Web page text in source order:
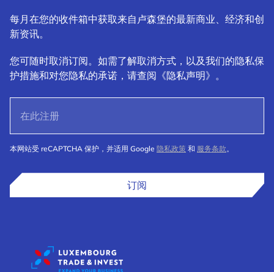
每月在您的收件箱中获取来自卢森堡的最新商业、经济和创
新资讯。
您可随时取消订阅。如需了解取消方式，以及我们的隐私保
护措施和对您隐私的承诺，请查阅《隐私声明》。
本网站受 reCAPTCHA 保护，并适用 Google 隐私政策 和 服务条款。
订阅